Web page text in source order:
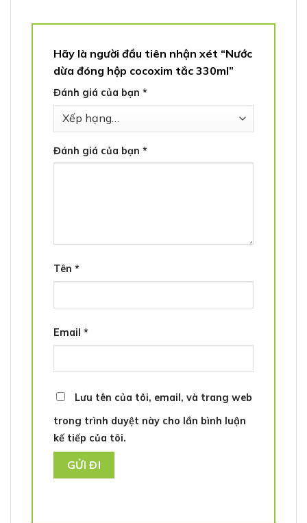
Hãy là người đầu tiên nhận xét “Nước
dừa đóng hộp cocoxim tắc 330ml”
Đánh giá của bạn *
Đánh giá của bạn *
Tên *
Email *
Lưu tên của tôi, email, và trang web
trong trình duyệt này cho lần bình luận
kế tiếp của tôi.